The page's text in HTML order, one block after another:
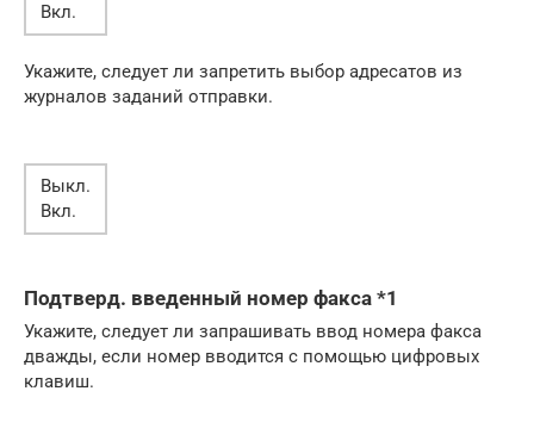
Вкл.
Укажите, следует ли запретить выбор адресатов из
журналов заданий отправки.
Выкл.
Вкл.
Подтверд. введенный номер факса *1
Укажите, следует ли запрашивать ввод номера факса
дважды, если номер вводится с помощью цифровых
клавиш.